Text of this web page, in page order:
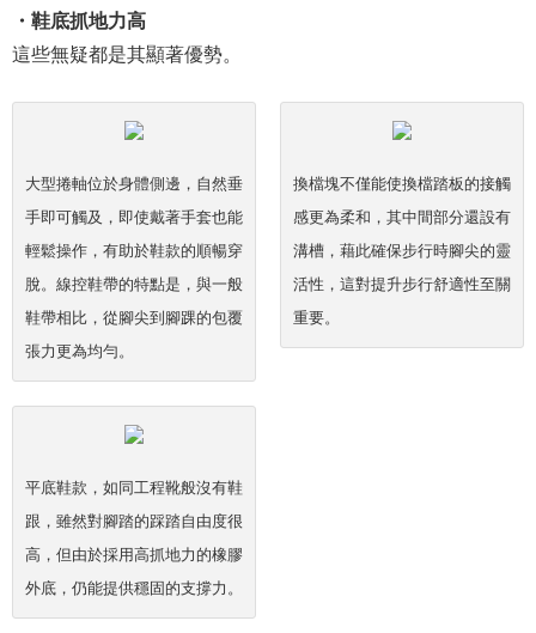
・鞋底抓地力高
這些無疑都是其顯著優勢。
大型捲軸位於身體側邊，自然垂
手即可觸及，即使戴著手套也能
輕鬆操作，有助於鞋款的順暢穿
脫。線控鞋帶的特點是，與一般
鞋帶相比，從腳尖到腳踝的包覆
張力更為均勻。
換檔塊不僅能使換檔踏板的接觸
感更為柔和，其中間部分還設有
溝槽，藉此確保步行時腳尖的靈
活性，這對提升步行舒適性至關
重要。
平底鞋款，如同工程靴般沒有鞋
跟，雖然對腳踏的踩踏自由度很
高，但由於採用高抓地力的橡膠
外底，仍能提供穩固的支撐力。